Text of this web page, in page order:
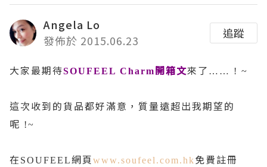
Angela Lo
發佈於 2015.06.23
追蹤
大家最期待SOUFEEL Charm開箱文來了 …… ! ~
這次收到的貨品都好滿意，質量遠超出我期望的
呢 !~
在 SOUFEEL網頁www.soufeel.com.hk免費註冊